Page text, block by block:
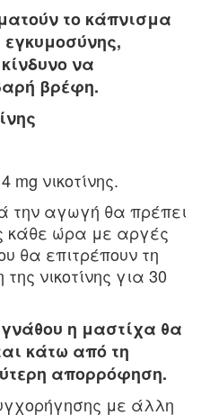
το κάπνισμα
εγκυμοσύνης,
να
βρέφη.
νικοτίνης.
την αγωγή θα πρέπει
κάθε ώρα με αργές
θα επιτρέπουν τη
νικοτίνης για 30
γνάθου η μαστίχα θα
κάτω από τη
απορρόφηση.
με άλλη